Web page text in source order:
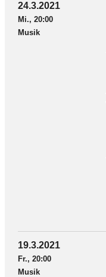
24.3.2021
Mi., 20:00
Musik
19.3.2021
Fr., 20:00
Musik